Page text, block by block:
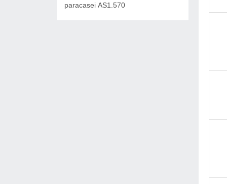
paracasei AS1.570